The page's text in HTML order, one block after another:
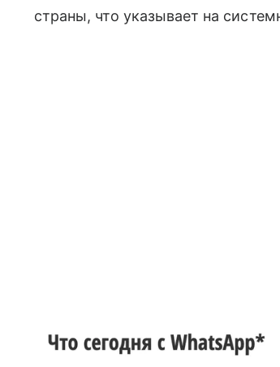
страны, что указывает на